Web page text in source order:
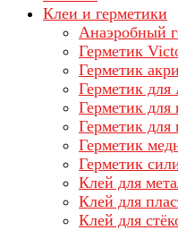
Клеи и герметики
Анаэробный
Герметик
Герметик
Герметик
Герметик для
Герметик для
Герметик
Герметик
Клей для
Клей для
Клей для